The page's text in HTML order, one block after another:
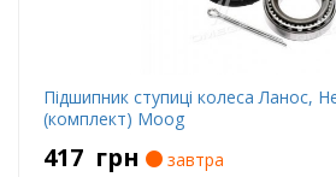
Підшипник ступиці колеса Ланос,
(комплект) Moog
417 грн
завтра